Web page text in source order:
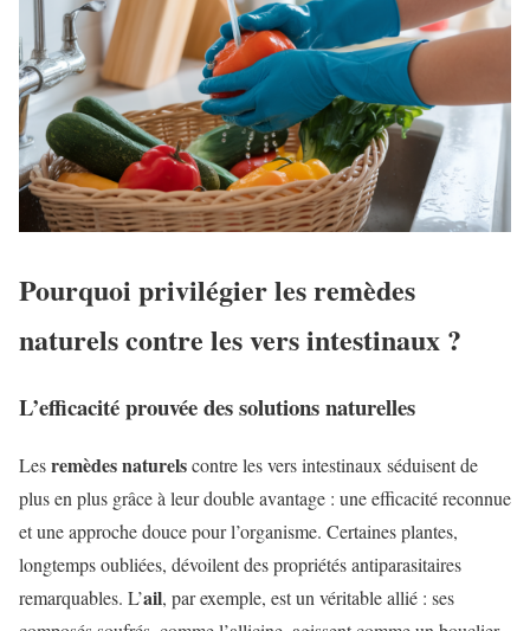
Pourquoi privilégier les remèdes
naturels contre les vers intestinaux ?
L’efficacité prouvée des solutions naturelles
Lesremèdes naturelscontre les vers intestinaux séduisent de
plus en plus grâce à leur double avantage : une efficacité reconnue
et une approche douce pour l’organisme. Certaines plantes,
longtemps oubliées, dévoilent des propriétés antiparasitaires
remarquables. L’ail, par exemple, est un véritable allié : ses